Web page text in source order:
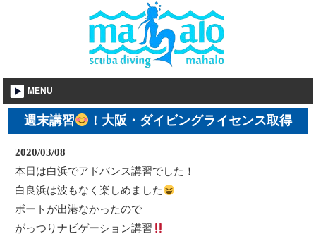
MENU
週末講習 ！大阪・ダイビングライセンス取得
2020/03/08
本日は白浜でアドバンス講習でした！
白良浜は波もなく楽しめました
ボートが出港なかったので
がっつりナビゲーション講習